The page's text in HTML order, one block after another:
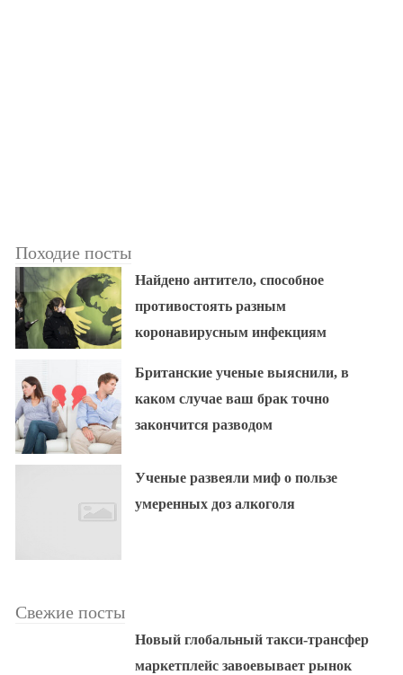
Походие посты
Найдено антитело, способное
противостоять разным
коронавирусным инфекциям
Британские ученые выяснили, в
каком случае ваш брак точно
закончится разводом
Ученые развеяли миф о пользе
умеренных доз алкоголя
Свежие посты
Новый глобальный такси-трансфер
маркетплейс завоевывает рынок